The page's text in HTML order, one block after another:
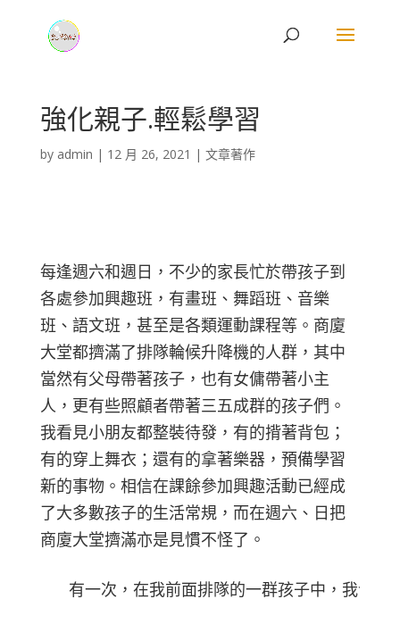
強化親子.輕鬆學習
by admin | 12 月 26, 2021 | 文章著作
每逢週六和週日，不少的家長忙於帶孩子到
各處參加興趣班，有畫班、舞蹈班、音樂
班、語文班，甚至是各類運動課程等。商廈
大堂都擠滿了排隊輪候升降機的人群，其中
當然有父母帶著孩子，也有女傭帶著小主
人，更有些照顧者帶著三五成群的孩子們。
我看見小朋友都整裝待發，有的揹著背包；
有的穿上舞衣；還有的拿著樂器，預備學習
新的事物。相信在課餘參加興趣活動已經成
了大多數孩子的生活常規，而在週六、日把
商廈大堂擠滿亦是見慣不怪了。
有一次，在我前面排隊的一群孩子中，我發現